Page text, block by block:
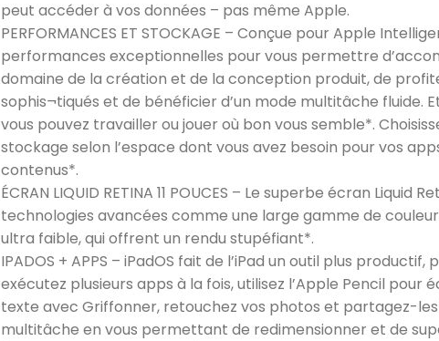
peut accéder à vos données – pas même Apple.
PERFORMANCES ET STOCKAGE – Conçue pour Apple
performances exceptionnelles pour vous permettre
domaine de la création et de la conception produit, de
sophis¬tiqués et de bénéficier d’un mode multitâche fluide.
vous pouvez travailler ou jouer où bon vous semble*.
stockage selon l’espace dont vous avez besoin pour vos
contenus*.
ÉCRAN LIQUID RETINA 11 POUCES – Le superbe écran Liquid
technologies avancées comme une large gamme de
ultra faible, qui offrent un rendu stupéfiant*.
IPADOS + APPS – iPadOS fait de l’iPad un outil plus
exécutez plusieurs apps à la fois, utilisez l’Apple Pencil pour
texte avec Griffonner, retouchez vos photos et partagez-
multitâche en vous permettant de redimensionner et de